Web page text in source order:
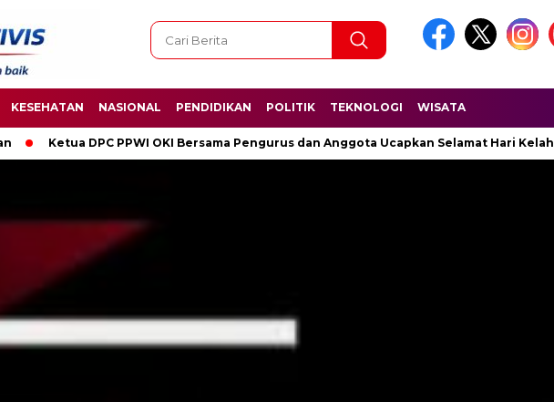
KESEHATAN NASIONAL PENDIDIKAN POLITIK TEKNOLOGI WISATA
Bersama Pengurus dan Anggota Ucapkan Selamat Hari Kelahiran Pancasila 1 Juni 2026